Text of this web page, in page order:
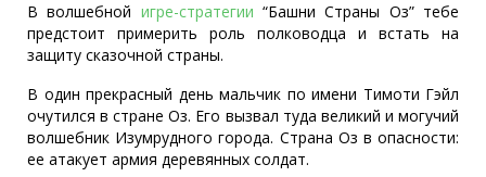
В волшебной игре-стратегии “Башни Страны Оз” тебе
предстоит примерить роль полководца и встать на
защиту сказочной страны.
В один прекрасный день мальчик по имени Тимоти Гэйл
очутился в стране Оз. Его вызвал туда великий и могучий
волшебник Изумрудного города. Страна Оз в опасности:
ее атакует армия деревянных солдат.